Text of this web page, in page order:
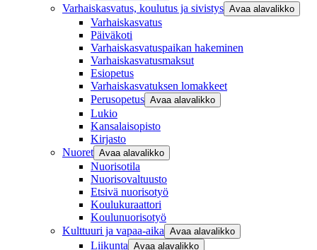
Varhaiskasvatus, koulutus ja sivistys Avaa alavalikko
Varhaiskasvatus
Päiväkoti
Varhaiskasvatuspaikan hakeminen
Varhaiskasvatusmaksut
Esiopetus
Varhaiskasvatuksen lomakkeet
Perusopetus Avaa alavalikko
Lukio
Kansalaisopisto
Kirjasto
Nuoret Avaa alavalikko
Nuorisotila
Nuorisovaltuusto
Etsivä nuorisotyö
Koulukuraattori
Koulunuorisotyö
Kulttuuri ja vapaa-aika Avaa alavalikko
Liikunta Avaa alavalikko